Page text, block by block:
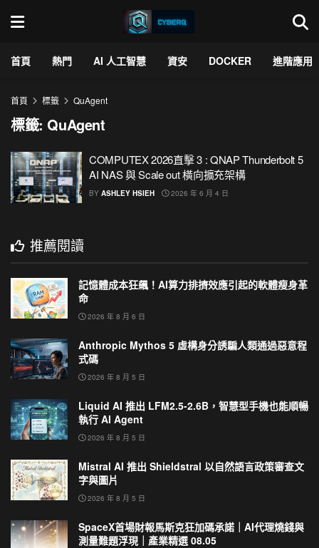
首頁 熱門 AI 人工智慧 資安 DOCKER 進階應用
首頁 標籤 QuAgent
標籤: QuAgent
COMPUTEX 2026直擊 3 : QNAP Thunderbolt 5
AI NAS 與 Scale out 橫向擴充架構
BY ASHLEY HSIEH 2026 年 6 月 4 日
推薦閱讀
記憶體成本狂飆！AI算力排擠效應引起的軟體瘦身革
命
2026 年 8 月 6 日
Anthropic Mythos 5 虛構身分誘騙人類通過惡意程
式碼
2026 年 8 月 5 日
Liquid AI 推出 LFM2.5-2.6B，智慧型手機也能順暢
執行 AI Agent
2026 年 8 月 5 日
Mistral AI 推出 Shieldstral 以自然語言政策審查文
字與圖片
2026 年 8 月 5 日
SpaceX首場財報馬斯克狂加碼承諾｜AI代理燒錢與
測量難題浮現｜產業精選 08.05